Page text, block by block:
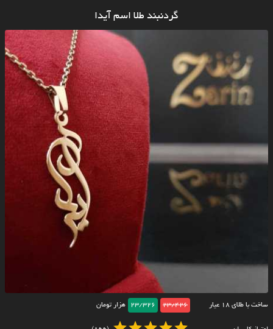
گردنبند طلا اسم آیدا
ساخت با طلای ۱۸ عیار 23/426
23/326 هزار تومان